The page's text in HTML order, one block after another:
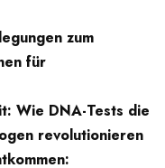
zum
für
Wie DNA-Tests die
revolutionieren